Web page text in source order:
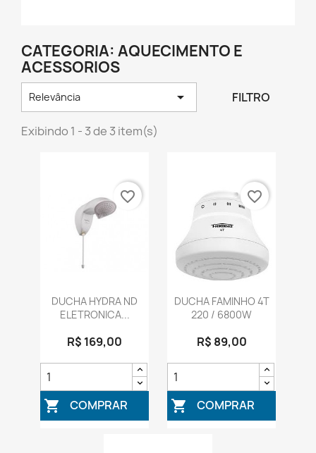
CATEGORIA: AQUECIMENTO E
ACESSORIOS
Relevância  FILTRO
Exibindo 1 - 3 de 3 item(s)
DUCHA HYDRA ND
ELETRONICA...
R$ 169,00
 COMPRAR
favorite_border
DUCHA FAMINHO 4T
220 / 6800W
R$ 89,00
 COMPRAR
favorite_border